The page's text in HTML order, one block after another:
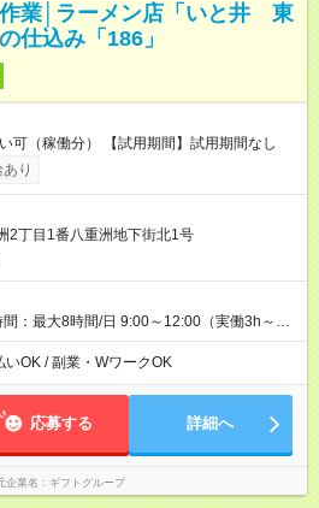
業│ラーメン店「いと井 東
仕込み「186」
★昇給あり ★前払い可（稼働分） 【試用期間】試用期間なし
り
2丁目1番八重洲地下街北1号
：最大8時間/日 9:00～12:00（実働3h～）
2週
残業なし！次の予定も立てやすい♪ ★勤務時
いOK / 副業・WワークOK
応募する 詳細へ
企業名 ギフトグループ